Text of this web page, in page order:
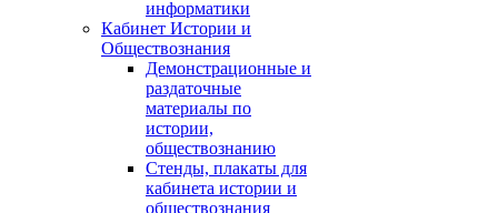
информатики
Кабинет Истории и
Обществознания
Демонстрационные и
раздаточные
материалы по
истории,
обществознанию
Стенды, плакаты для
кабинета истории и
обществознания